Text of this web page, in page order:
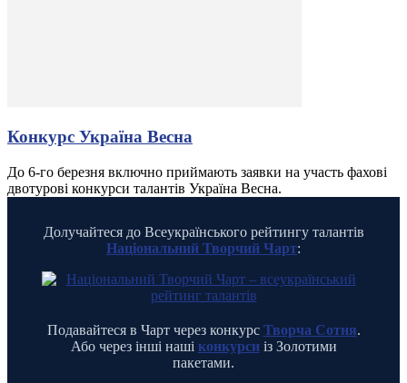
Конкурс Україна Весна
До 6-го березня включно приймають заявки на участь фахові
двотурові конкурси талантів Україна Весна.
Долучайтеся до Всеукраїнського рейтингу талантів
Національний Творчий Чарт:
Подавайтеся в Чарт через конкурс Творча Сотня.
Або через інші наші конкурсиіз Золотими
пакетами.